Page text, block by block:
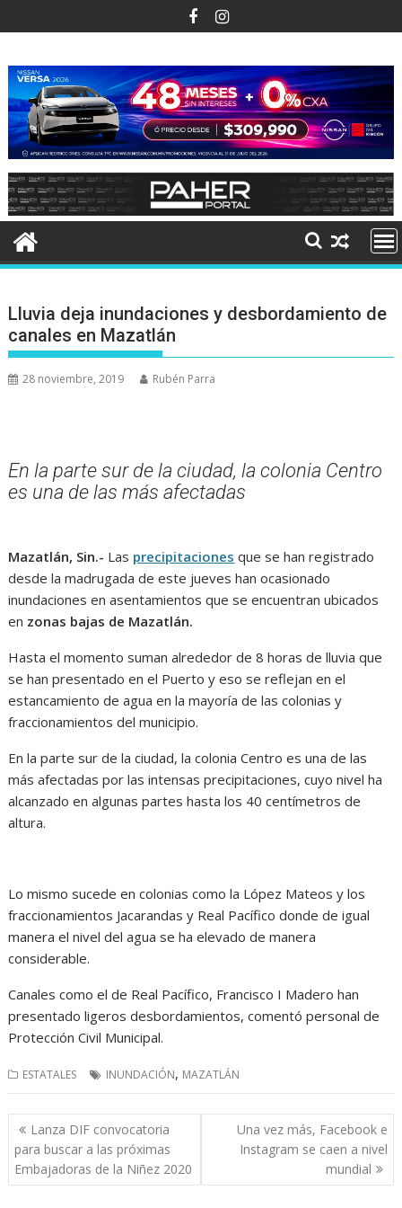
al
Lluvia deja inundaciones y desbordamiento de
canales en Mazatlán
28 noviembre, 2019 Rubén Parra
En la parte sur de la ciudad, la colonia Centro
es una de las más afectadas
Mazatlán, Sin.- Las precipitaciones que se han registrado
desde la madrugada de este jueves han ocasionado
inundaciones en asentamientos que se encuentran ubicados
en zonas bajas de Mazatlán.
Hasta el momento suman alrededor de 8 horas de lluvia que
se han presentado en el Puerto y eso se reflejan en el
estancamiento de agua en la mayoría de las colonias y
fraccionamientos del municipio.
En la parte sur de la ciudad, la colonia Centro es una de las
más afectadas por las intensas precipitaciones, cuyo nivel ha
alcanzado en algunas partes hasta los 40 centímetros de
altura.
Lo mismo sucede en colonias como la López Mateos y los
fraccionamientos Jacarandas y Real Pacífico donde de igual
manera el nivel del agua se ha elevado de manera
considerable.
Canales como el de Real Pacífico, Francisco I Madero han
presentado ligeros desbordamientos, comentó personal de
Protección Civil Municipal.
ESTATALES INUNDACIÓN, MAZATLÁN
Navegación
de
entradas
Lanza DIF convocatoria
para buscar a las próximas
Embajadoras de la Niñez 2020
Una vez más, Facebook e
Instagram se caen a nivel
mundial